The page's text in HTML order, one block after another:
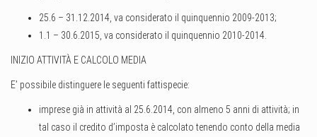
25.6 – 31.12.2014, va considerato il quinquennio 2009-2013;
1.1 – 30.6.2015, va considerato il quinquennio 2010-2014.
INIZIO ATTIVITÀ E CALCOLO MEDIA
E’ possibile distinguere le seguenti fattispecie:
imprese già in attività al 25.6.2014, con almeno 5 anni di attività; in
tal caso il credito d’imposta è calcolato tenendo conto della media